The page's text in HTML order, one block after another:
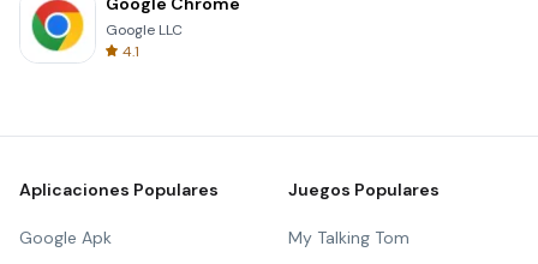
Google LLC
4.1
Aplicaciones Populares
Google Apk
Juegos Populares
My Talking Tom